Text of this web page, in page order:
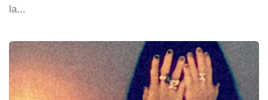
la...